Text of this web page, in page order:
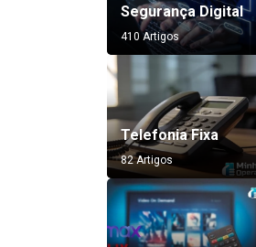
Segurança Digital
410 Artigos
Telefonia Fixa
82 Artigos